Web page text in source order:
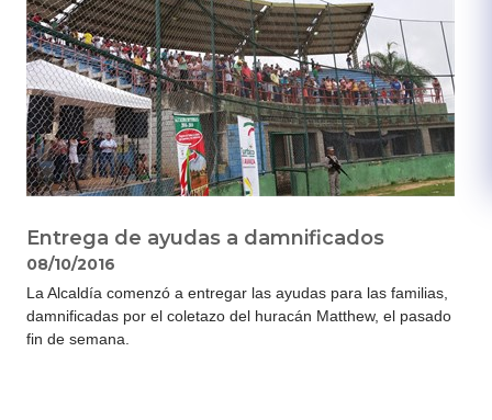
Entrega de ayudas a damnificados
08/10/2016
La Alcaldía comenzó a entregar las ayudas para las familias,
damnificadas por el coletazo del huracán Matthew, el pasado
fin de semana.​